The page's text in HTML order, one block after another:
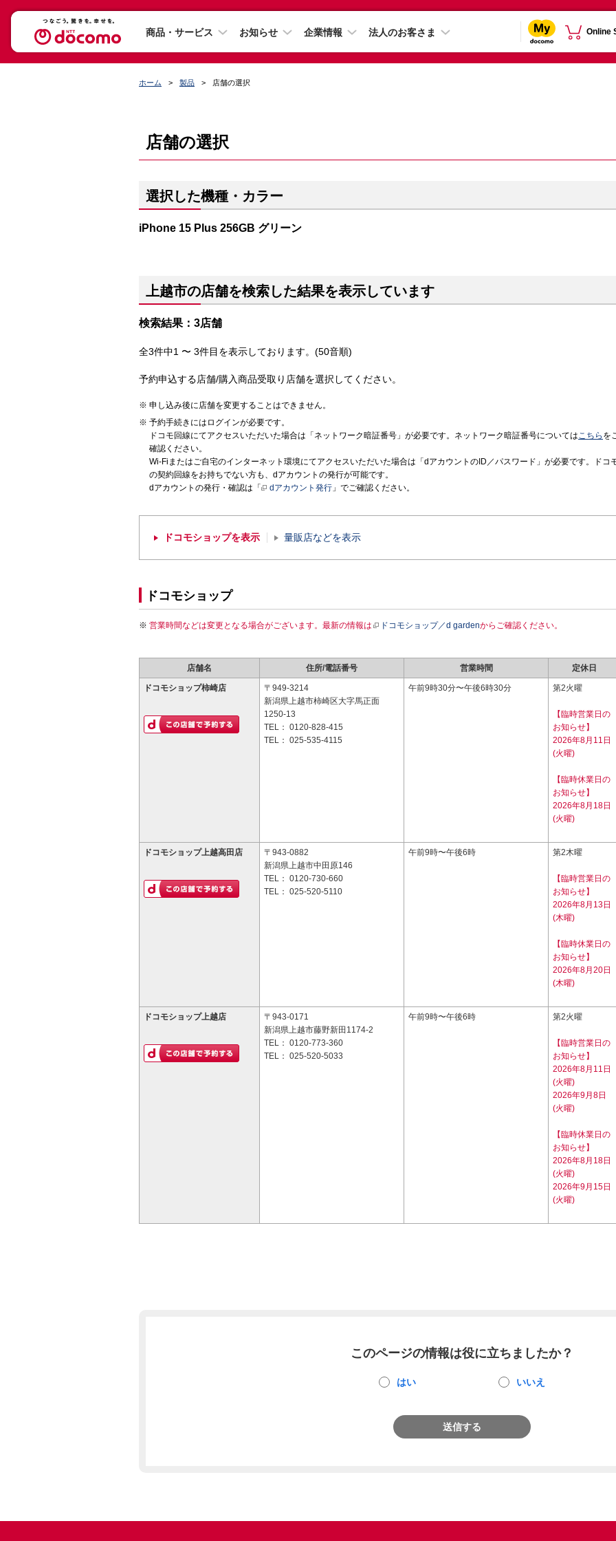
商品・サービス お知らせ 企業情報 法人のお客さま Online
ホーム 製品 店舗の選択
店舗の選択
選択した機種・カラー
iPhone 15 Plus 256GB グリーン
上越市の店舗を検索した結果を表示しています
検索結果：3店舗
全3件中1 〜 3件目を表示しております。(50音順)
予約申込する店舗/購入商品受取り店舗を選択してください。
申し込み後に店舗を変更することはできません。
予約手続きにはログインが必要です。
ドコモ回線にてアクセスいただいた場合は「ネットワーク暗証番号」が必要です。ネットワーク暗証番号についてはこちら を
確認ください。
Wi-Fiまたはご自宅のインターネット環境にてアクセスいただいた場合は「dアカウントのID／パスワード」が必要です。ドコ
の契約回線をお持ちでない方も、dアカウントの発行が可能です。
dアカウントの発行・確認は「
dアカウント発行 」でご確認ください。
ドコモショップを表示 量販店などを表示
ドコモショップ
営業時間などは変更となる場合がございます。最新の情報は ドコモショップ／d gardenからご確認ください。
店舗名 住所/電話番号 営業時間 定休日
ドコモショップ柿崎店
〒949-3214
新潟県上越市柿崎区大字馬正面
1250-13
TEL： 0120-828-415
TEL： 025-535-4115
午前9時30分〜午後6時30分 第2火曜
【臨時営業日の
お知らせ】
2026年8月11日
(火曜)
【臨時休業日の
お知らせ】
2026年8月18日
(火曜)
ドコモショップ上越高田店
〒943-0882
新潟県上越市中田原146
TEL： 0120-730-660
TEL： 025-520-5110
午前9時〜午後6時 第2木曜
【臨時営業日の
お知らせ】
2026年8月13日
(木曜)
【臨時休業日の
お知らせ】
2026年8月20日
(木曜)
ドコモショップ上越店
〒943-0171
新潟県上越市藤野新田1174-2
TEL： 0120-773-360
TEL： 025-520-5033
午前9時〜午後6時 第2火曜
【臨時営業日の
お知らせ】
2026年8月11日
(火曜)
2026年9月8日
(火曜)
【臨時休業日の
お知らせ】
2026年8月18日
(火曜)
2026年9月15日
(火曜)
このページの情報は役に立ちましたか？
はい いいえ
送信する